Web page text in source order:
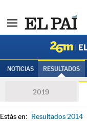
NOTICIAS RESULTADOS
2019
Estás en: Resultados 2014